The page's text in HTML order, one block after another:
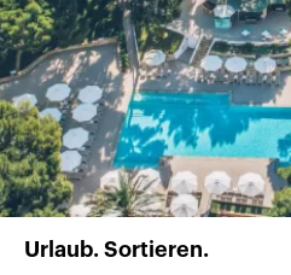
Urlaub. Sortieren.